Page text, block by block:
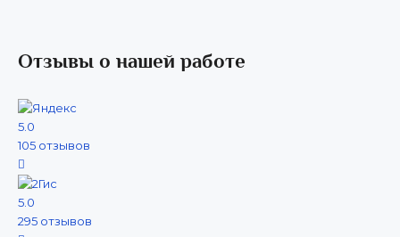
Отзывы о нашей работе
5.0
105 отзывов
5.0
295 отзывов